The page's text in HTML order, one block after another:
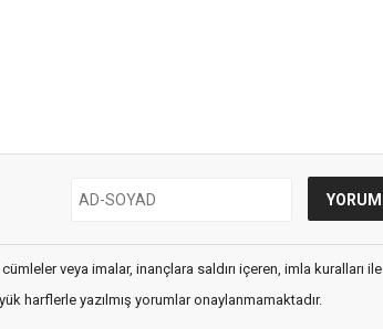
veya imalar, inançlara saldırı içeren, imla kuralları ile
harflerle yazılmış yorumlar onaylanmamaktadır.